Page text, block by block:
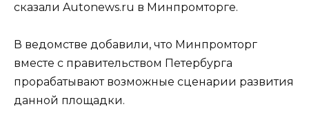
сказали Autonews.ru в Минпромторге.
В ведомстве добавили, что Минпромторг
вместе с правительством Петербурга
прорабатывают возможные сценарии развития
данной площадки.